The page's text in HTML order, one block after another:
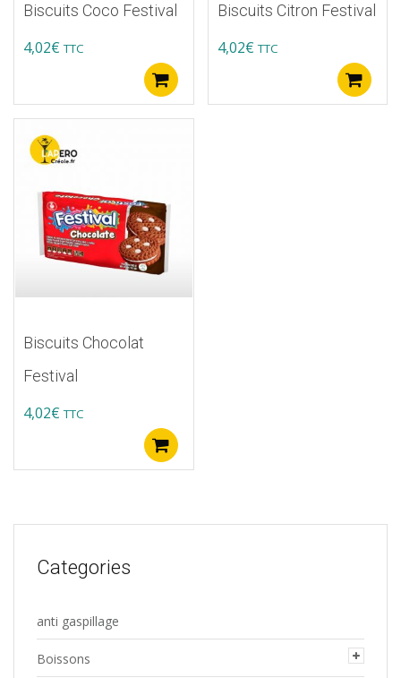
Biscuits Coco Festival
4,02€ TTC
Biscuits Citron Festival
4,02€ TTC
Biscuits Chocolat
Festival
4,02€ TTC
Categories
anti gaspillage
Boissons